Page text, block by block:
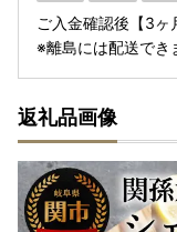
ご入金確認後【3ヶ
※離島には配送でき
返礼品画像